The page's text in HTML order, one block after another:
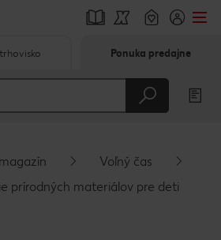
Ponuka predajne
Voľný čas
prírodných materiálov pre deti